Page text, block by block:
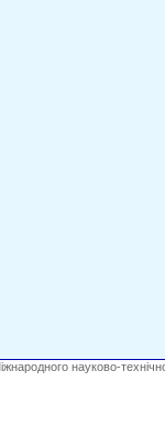
науково-